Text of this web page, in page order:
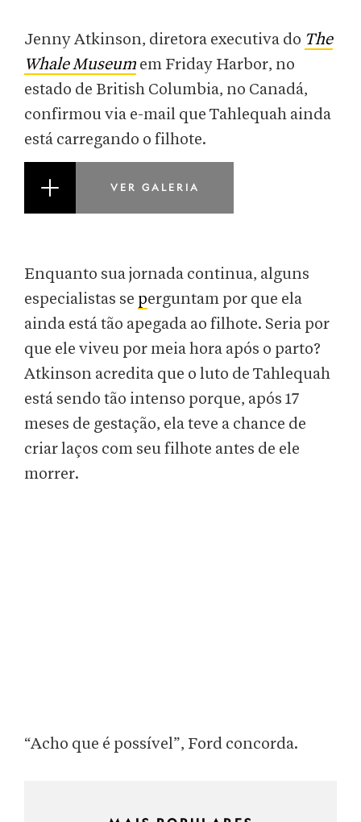
Jenny Atkinson, diretora executiva do The
Whale Museum em Friday Harbor, no
estado de British Columbia, no Canadá,
confirmou via e-mail que Tahlequah ainda
está carregando o filhote.
VER GALERIA
Enquanto sua jornada continua, alguns
especialistas se perguntam por que ela
ainda está tão apegada ao filhote. Seria por
que ele viveu por meia hora após o parto?
Atkinson acredita que o luto de Tahlequah
está sendo tão intenso porque, após 17
meses de gestação, ela teve a chance de
criar laços com seu filhote antes de ele
morrer.
“Acho que é possível”, Ford concorda.